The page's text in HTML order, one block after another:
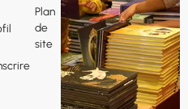
Plan
de
site
k
-
f